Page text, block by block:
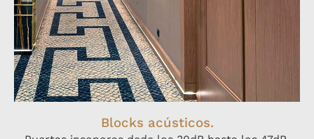
Blocks acústicos.